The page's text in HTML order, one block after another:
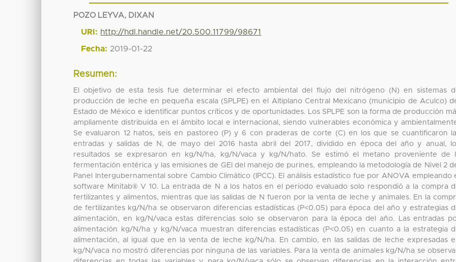
POZO LEYVA, DIXAN
URI: http://hdl.handle.net/20.500.11799/98671
Fecha: 2019-01-22
Resumen:
El objetivo de esta tesis fue determinar el efecto ambiental del flujo del nitrógeno (N) en sistemas
producción de leche en pequeña escala (SPLPE) en el Altiplano Central Mexicano (municipio de Aculco)
Estado de México e identificar puntos críticos y de oportunidades. Los SPLPE son la forma de producción
ampliamente distribuida en el ámbito local e internacional, siendo vulnerables económica y
Se evaluaron 12 hatos, seis en pastoreo (P) y 6 con praderas de corte (C) en los que se cuantificaron
entradas y salidas de N, de mayo del 2016 hasta abril del 2017, dividido en época del año y anual,
resultados se expresaron en kg/N/ha, kg/N/vaca y kg/N/hato. Se estimó el metano proveniente de
fermentación entérica y las emisiones de GEI del manejo de purines, empleando la metodología de Nivel 2
Panel Intergubernamental sobre Cambio Climático (IPCC). El análisis estadístico fue por ANOVA empleando
software Minitab® V 10. La entrada de N a los hatos en el periodo evaluado solo respondió a la compra
fertilizantes y alimentos, mientras que las salidas de N fueron por la venta de leche y animales. En la
de fertilizantes kg/N/ha se observaron diferencias estadísticas (P<0.05) para época del año y estrategias
alimentación, en kg/N/vaca estas diferencias solo se observaron para la época del año. Las entradas
alimentación kg/N/ha y kg/N/vaca muestran diferencias estadísticas (P<0.05) en cuanto a la estrategia
alimentación, al igual que en la venta de leche kg/N/ha. En cambio, en las salidas de leche expresadas
kg/N/vaca no mostró diferencias por ninguna de las variables. Para la venta de animales kg/N/ha se